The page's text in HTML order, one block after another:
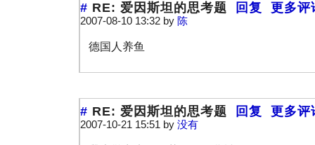
# RE: 爱因斯坦的思考题 回复 更多评
2007-08-10 13:32 by 陈
德国人养鱼
# RE: 爱因斯坦的思考题 回复 更多评
2007-10-21 15:51 by 没有